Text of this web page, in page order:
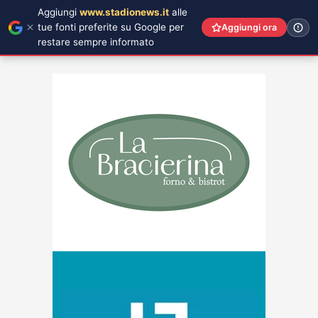
Aggiungi www.stadionews.it alle
tue fonti preferite su Google per
restare sempre informato
Aggiungi ora